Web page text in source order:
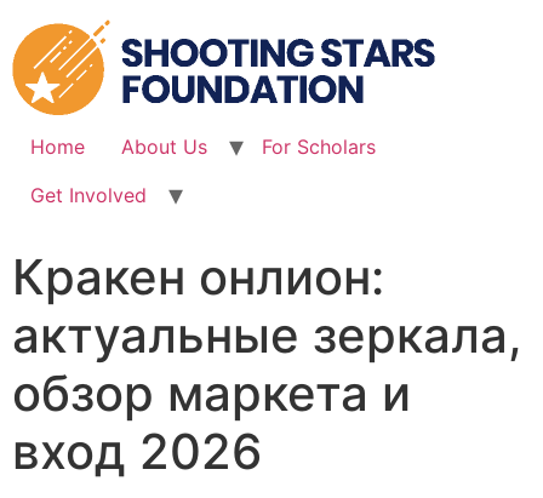
to
content
Home About Us
For Scholars
Get Involved
Кракен онлион:
актуальные зеркала,
обзор маркета и
вход 2026